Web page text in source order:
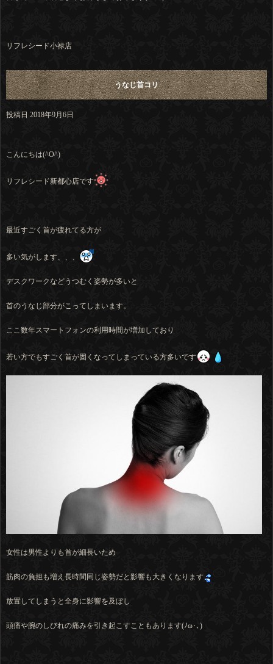
リフレシード小禄店
うなじ首コリ
投稿日 2018年9月6日
こんにちは(^O^)
リフレシード新都心店です
最近すごく首が疲れてる方が
多い気がします、、、
デスクワークなどうつむく姿勢が多いと
首のうなじ部分がこってしまいます。
ここ数年スマートフォンの利用時間が増加しており
若い方でもすごく首が固くなってしまっている方多いです
女性は男性よりも首が細長いため
筋肉の負担も増え長時間同じ姿勢だと影響も大きくなります
放置してしまうと全身に影響を及ぼし
頭痛や腕のしびれの痛みを引き起こすこともあります(ﾉω･､)